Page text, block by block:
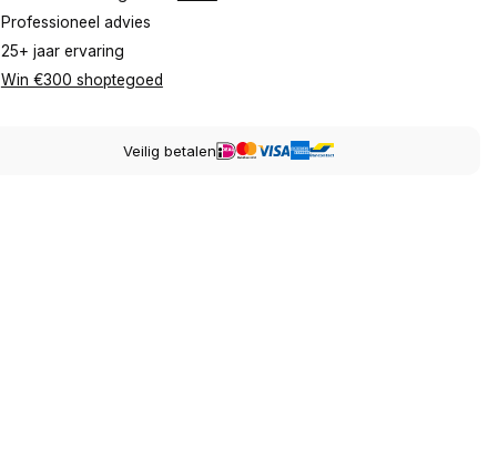
Professioneel advies
25+ jaar ervaring
Win €300 shoptegoed
Veilig betalen